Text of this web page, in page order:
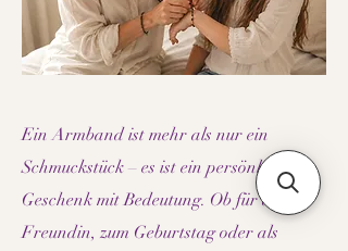
Ein Armband ist mehr als nur ein
Schmuckstück – es ist ein persönliches
Geschenk mit Bedeutung. Ob für deine
Freundin, zum Geburtstag oder als